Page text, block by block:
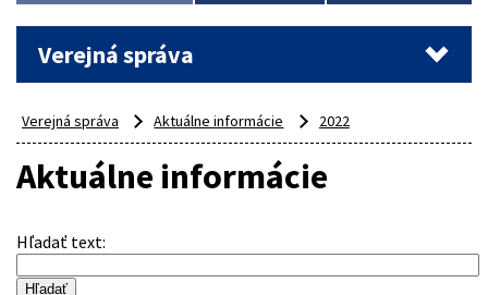
Verejná správa
Verejná správa Aktuálne informácie 2022
Aktuálne informácie
Hľadať text: